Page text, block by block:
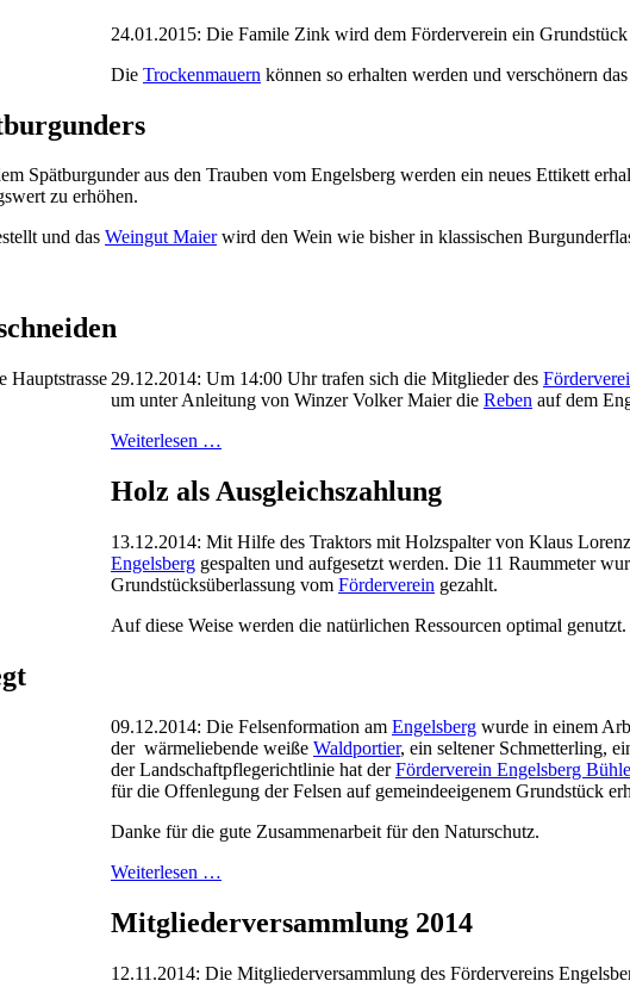
24.01.2015: Die Famile Zink wird dem Förderverein ein
Die Trockenmauern können so erhalten werden und verschönern
Spätburgunder aus den Trauben vom Engelsberg werden ein neues Ettikett
zu erhöhen.
und das Weingut Maierwird den Wein wie bisher in klassischen
29.12.2014: Um 14:00 Uhr trafen sich die Mitglieder des
um unter Anleitung von Winzer Volker Maier die Reben auf dem
Weiterlesen …
Holz als Ausgleichszahlung
13.12.2014: Mit Hilfe des Traktors mit Holzspalter von Klaus
Engelsberg gespalten und aufgesetzt werden. Die 11 Raummeter
Grundstücksüberlassung vom Förderverein gezahlt.
Auf diese Weise werden die natürlichen Ressourcen optimal genutzt.
09.12.2014: Die Felsenformation am Engelsberg wurde in einem
der wärmeliebende weiße Waldportier, ein seltener Schmetterling,
der Landschaftpflegerichtlinie hat derFörderverein Engelsberg
für die Offenlegung der Felsen auf gemeindeeigenem Grundstück
Danke für die gute Zusammenarbeit für den Naturschutz.
Weiterlesen …
Mitgliederversammlung 2014
12.11.2014: Die Mitgliederversammlung des Fördervereins